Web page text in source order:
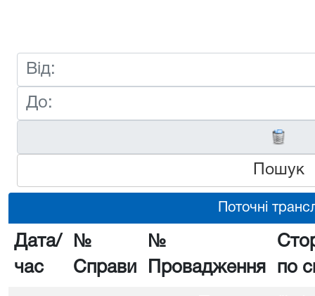
Пошук
Поточні
Дата/
час
№
Справи
№
Провадження
по